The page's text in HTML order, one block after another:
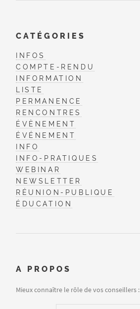
CATÉGORIES
INFOS
COMPTE-RENDU
INFORMATION
LISTE
PERMANENCE
RENCONTRES
ÉVÈNEMENT
ÉVÉNEMENT
INFO
INFO-PRATIQUES
WEBINAR
NEWSLETTER
RÉUNION-PUBLIQUE
ÉDUCATION
A PROPOS
Mieux connaître le rôle de vos conseillers :